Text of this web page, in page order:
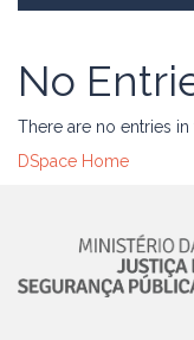
No
There are no entries in
DSpace Home